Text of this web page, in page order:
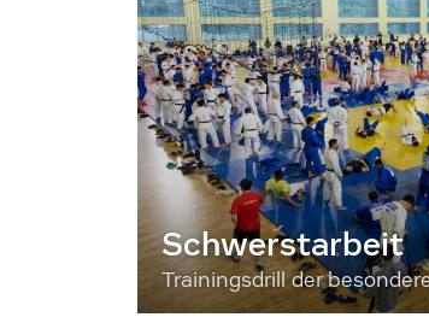
Schwerstarbeit
Trainingsdrill der